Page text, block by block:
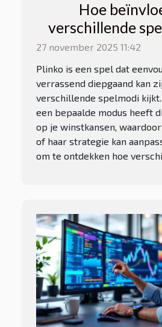
Hoe
verschillende
winstkansen bij
27 november 2025 11:42
Plinko is een spel dat
verrassend diepgaand kan
verschillende spelmodi kijkt.
een bepaalde modus heeft
op je winstkansen,
of haar strategie kan
om te ontdekken hoe